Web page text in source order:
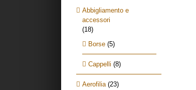
Abbigliamento e
accessori
(18)
Borse (5)
Cappelli (8)
Aerofilia (23)